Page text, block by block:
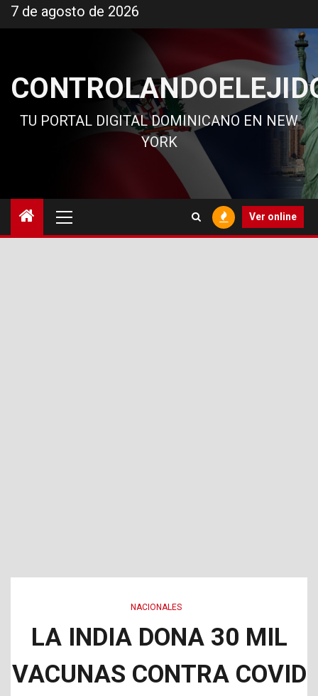
al
7 de agosto de 2026
TU PORTAL DIGITAL DOMINICANO EN NEW
YORK
principal
Ver online
NACIONALES
LA INDIA DONA 30 MIL
VACUNAS CONTRA COVID